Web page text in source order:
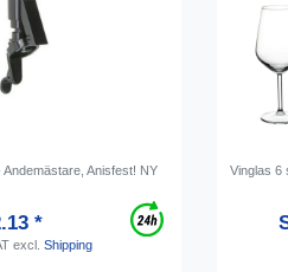
Anisfest! NY
*
excl. Shipping
Vinglas 6